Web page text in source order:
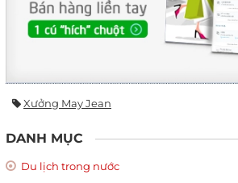
Xưởng May Jean
DANH MỤC
Du lịch trong nước